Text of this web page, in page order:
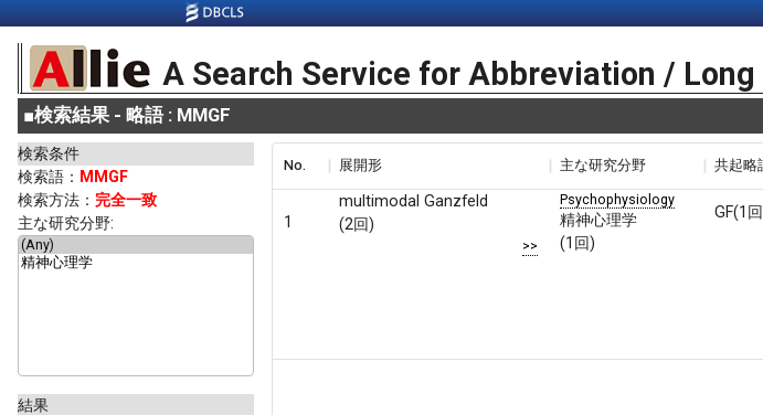
A Search Service for Abbreviation / Long
■検索結果 - 略語 : MMGF
検索条件
検索語： MMGF
検索方法： 完全一致
主な研究分野:
結果
No. 展開形 主な研究分野 共起略
1
multimodal Ganzfeld
(2回)
>>
Psychophysiology
精神心理学
(1回)
GF(1